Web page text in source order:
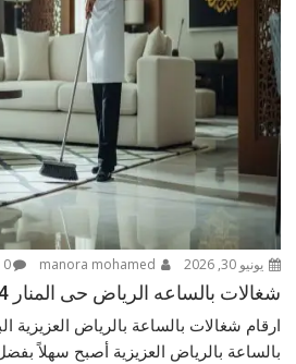
يونيو 30, 2026 0
شغالات بالساعه الرياض حى المنار 0545604384
ارقام شغالات بالساعة بالرياض
بالساعة بالرياض العزيزية أصبح سهلاً بفضل